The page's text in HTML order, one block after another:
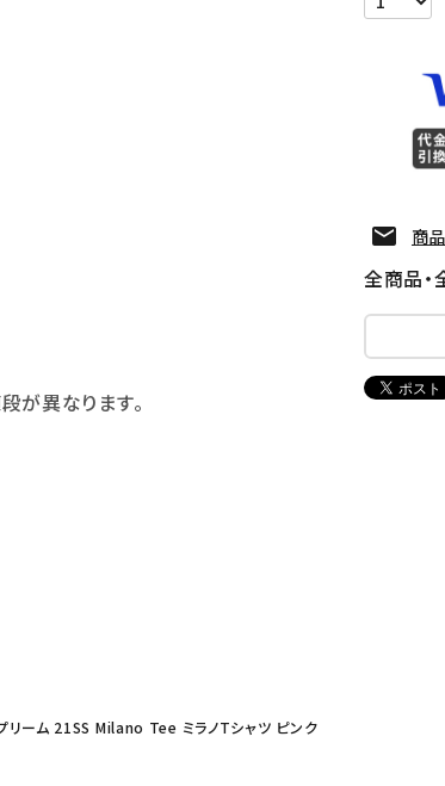
が異なります。
商
全商品
リーム 21SS Milano Tee ミラノTシャツ ピンク